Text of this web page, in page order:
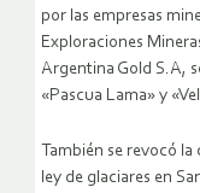
por las empresas
Exploraciones
Argentina Gold S.A,
«Pascua Lama» y
También se revocó la
ley de glaciares en